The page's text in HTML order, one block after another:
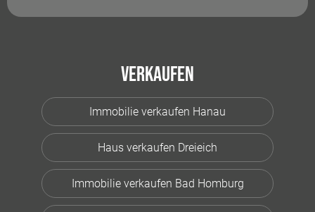
Verkaufen
Immobilie verkaufen Hanau
Haus verkaufen Dreieich
Immobilie verkaufen Bad Homburg